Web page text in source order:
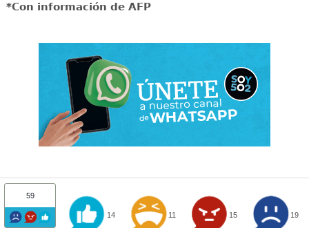
*Con información de AFP
59
14 11 15 19